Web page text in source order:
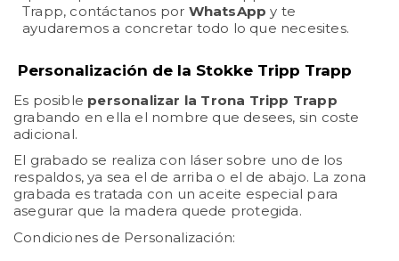
Trapp, contáctanos por WhatsApp y te
ayudaremos a concretar todo lo que necesites.
Personalización de la Stokke Tripp Trapp
Es posible personalizar la Trona Tripp Trapp
grabando en ella el nombre que desees, sin coste
adicional.
El grabado se realiza con láser sobre uno de los
respaldos, ya sea el de arriba o el de abajo. La zona
grabada es tratada con un aceite especial para
asegurar que la madera quede protegida.
Condiciones de Personalización: